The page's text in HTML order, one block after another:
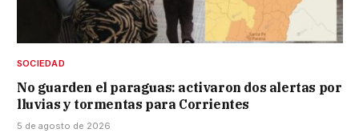
SOCIEDAD
No guarden el paraguas: activaron dos alertas por
lluvias y tormentas para Corrientes
5 de agosto de 2026